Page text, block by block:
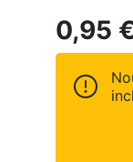
0,95